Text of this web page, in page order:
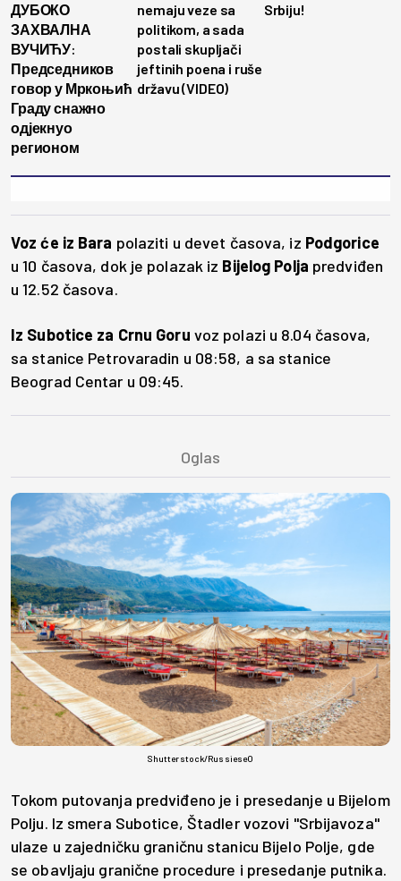
ДУБОКО
ЗАХВАЛНА
ВУЧИЋУ:
Председников
говор у Мркоњић
Граду снажно
одјекнуо
регионом
nemaju veze sa
politikom, a sada
postali skupljači
jeftinih poena i ruše
državu (VIDEO)
Srbiju!
Voz će iz Bara polaziti u devet časova, iz Podgorice
u 10 časova, dok je polazak iz Bijelog Polja predviđen
u 12.52 časova.
Iz Subotice za Crnu Goru voz polazi u 8.04 časova,
sa stanice Petrovaradin u 08:58, a sa stanice
Beograd Centar u 09:45.
Shutterstock/RussieseO
Tokom putovanja predviđeno je i presedanje u Bijelom
Polju. Iz smera Subotice, Štadler vozovi "Srbijavoza"
ulaze u zajedničku graničnu stanicu Bijelo Polje, gde
se obavljaju granične procedure i presedanje putnika.